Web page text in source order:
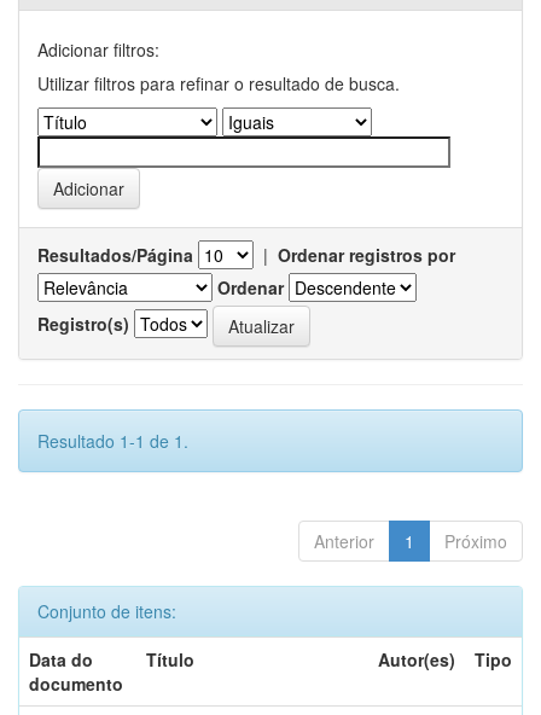
Adicionar filtros:
Utilizar filtros para refinar o resultado de busca.
Resultados/Página | Ordenar registros por
Ordenar
Registro(s)
Resultado 1-1 de 1.
Anterior 1 Próximo
Conjunto de itens:
Data do
documento
Título Autor(es) Tipo